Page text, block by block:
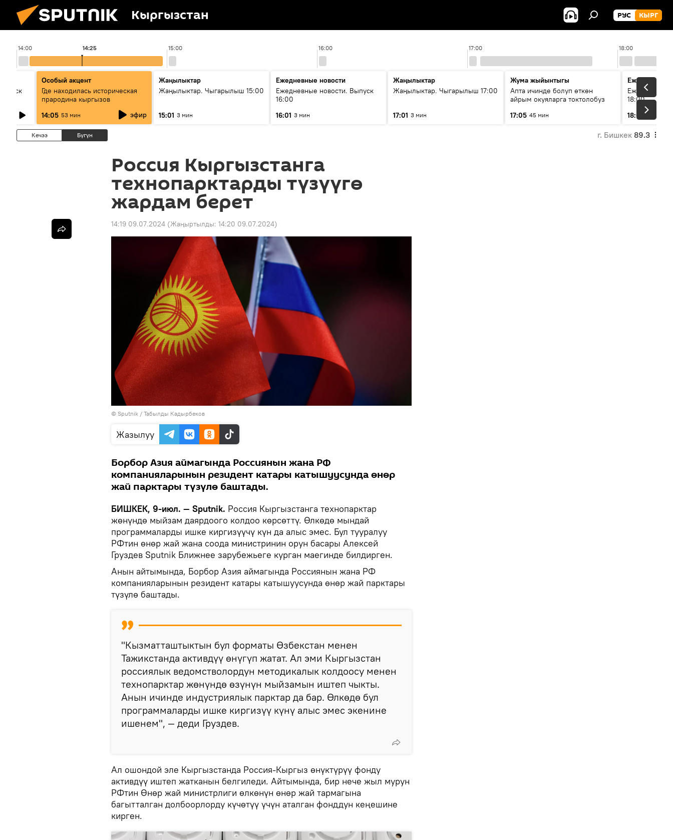
Кыргызстан РУС КЫРГ
14:00 15:00 16:00 17:00 18:00
14:25
Особый акцент
Где находилась историческая
прародина кыргызов
14:05 53 мин эфир
Жаңылыктар
Жаңылыктар. Чыгарылыш 15:00
15:01 3 мин
Ежедневные новости
Ежедневные новости. Выпуск
16:00
16:01 3 мин
Жаңылыктар
Жаңылыктар. Чыгарылыш 17:00
17:01 3 мин
Жума жыйынтыгы
Апта ичинде болуп өткөн
айрым окуяларга токтолобуз
17:05 45 мин
Ежедневные
Ежедневные
18:00
18:01
5 мин
Кечээ Бүгүн г. Бишкек 89.3
Россия Кыргызстанга
технопарктарды түзүүгө
жардам берет
14:19 09.07.2024 (Жаңыртылды: 14:20 09.07.2024)
© Sputnik / Табылды Кадырбеков
Жазылуу
Борбор Азия аймагында Россиянын жана РФ
компанияларынын резидент катары катышуусунда өнөр
жай парктары түзүлө баштады.
БИШКЕК, 9-июл. — Sputnik. Россия Кыргызстанга технопарктар
жөнүндө мыйзам даярдоого колдоо көрсөттү. Өлкөдө мындай
программаларды ишке киргизүүчү күн да алыс эмес. Бул тууралуу
РФтин өнөр жай жана соода министринин орун басары Алексей
Груздев Sputnik Ближнее зарубежьеге курган маегинде билдирген.
Анын айтымында, Борбор Азия аймагында Россиянын жана РФ
компанияларынын резидент катары катышуусунда өнөр жай парктары
түзүлө баштады.
"Кызматташтыктын бул форматы Өзбекстан менен
Тажикстанда активдүү өнүгүп жатат. Ал эми Кыргызстан
россиялык ведомстволордун методикалык колдоосу менен
технопарктар жөнүндө өзүнүн мыйзамын иштеп чыкты.
Анын ичинде индустриялык парктар да бар. Өлкөдө бул
программаларды ишке киргизүү күнү алыс эмес экенине
ишенем", — деди Груздев.
Ал ошондой эле Кыргызстанда Россия-Кыргыз өнүктүрүү фонду
активдүү иштеп жатканын белгиледи. Айтымында, бир нече жыл мурун
РФтин Өнөр жай министрлиги өлкөнүн өнөр жай тармагына
багытталган долбоорлорду күчөтүү үчүн аталган фонддун кеңешине
кирген.